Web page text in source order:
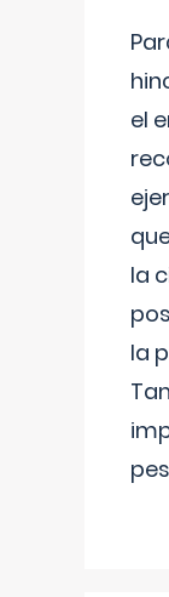
el
la
la